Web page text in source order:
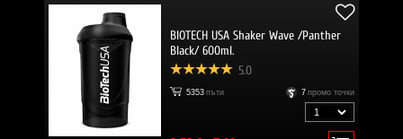
BIOTECH USA Shaker Wave /Panther
Black/ 600ml.
5.0
5353 пъти 7 промо точки